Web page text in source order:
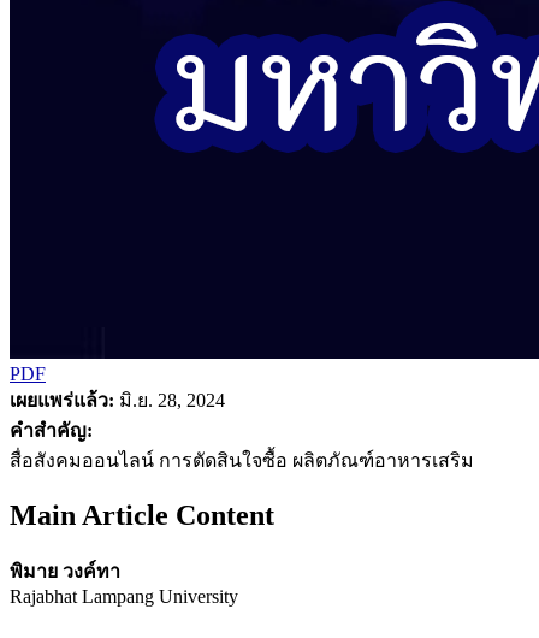
PDF
เผยแพร่แล้ว: มิ.ย. 28, 2024
คำสำคัญ:
สื่อสังคมออนไลน์ การตัดสินใจซื้อ ผลิตภัณฑ์อาหารเสริม
Main Article Content
พิมาย วงค์ทา
Rajabhat Lampang University